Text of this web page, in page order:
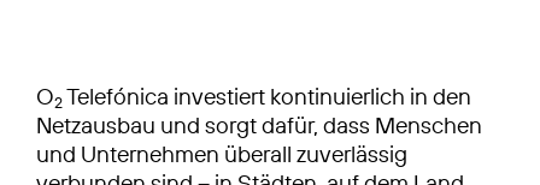
O2Telefónica investiert kontinuierlich in den
Netzausbau und sorgt dafür, dass Menschen
und Unternehmen überall zuverlässig